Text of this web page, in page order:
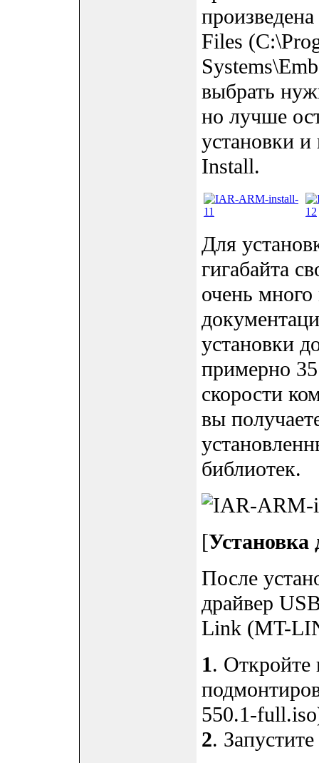
Files
выбрать
но лучше
установки
Install.
Для
гигабайта
очень
установки
примерно
скорости
вы
библиотек.
[Установка
После
драйвер
Link (MT-
1. Откройте
550.1-
2.